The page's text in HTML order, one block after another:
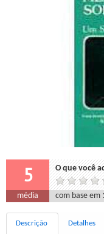
5 O que você
média com base em
Descrição Detalhes